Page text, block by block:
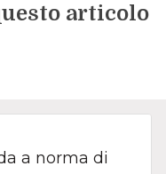
articolo
a norma di